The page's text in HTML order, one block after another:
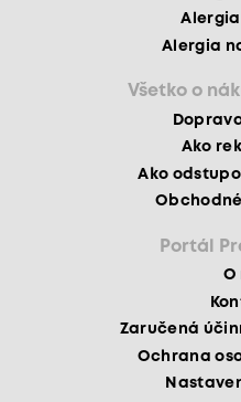
Alergia
Alergia
Všetko o
Ako
Ako
Portál
O
Zaručená
Ochrana